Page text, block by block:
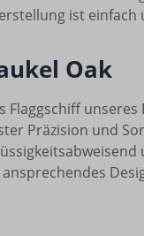
ist einfach
Oak
Flaggschiff
Präzision und